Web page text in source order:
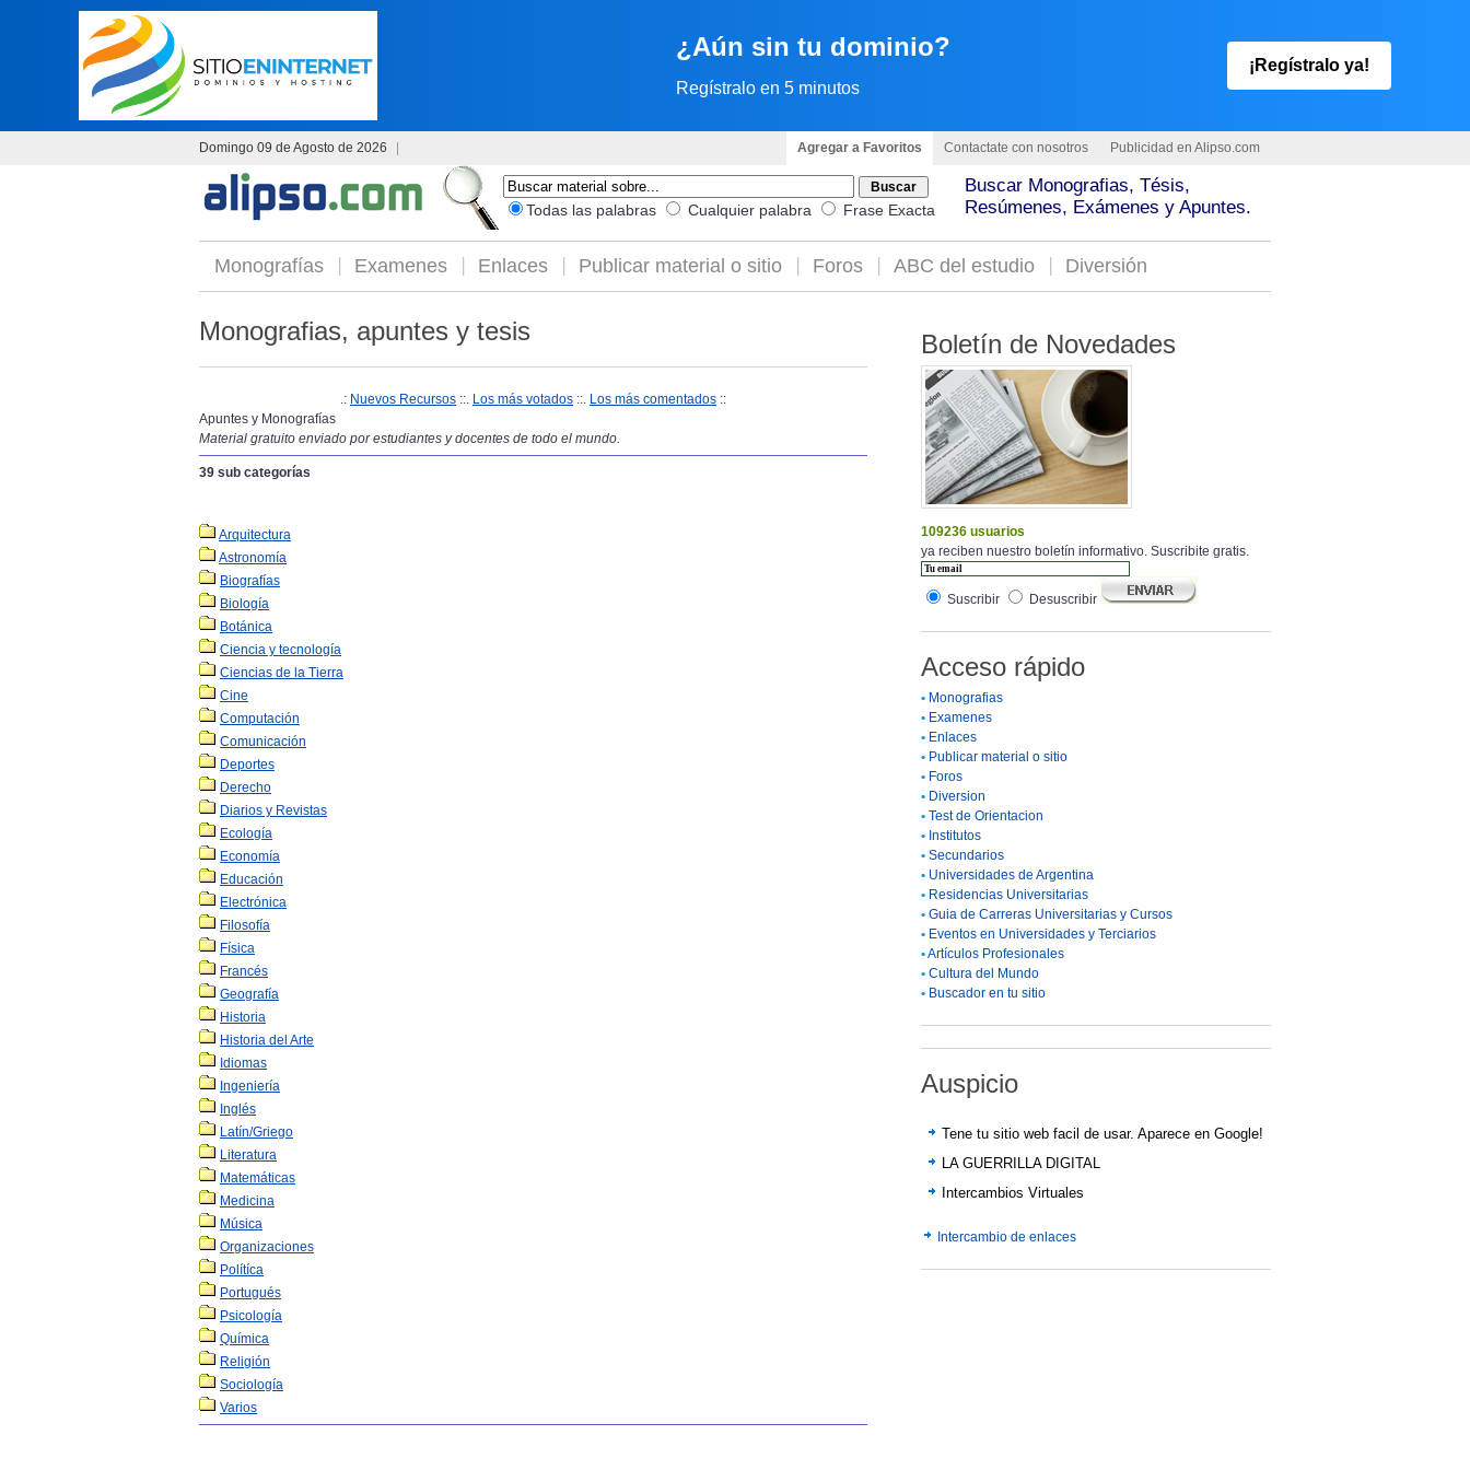
¿Aún sin tu dominio?
Regístralo en 5 minutos
¡Regístralo ya!
Domingo 09 de Agosto de 2026 Agregar a Favoritos Contactate con nosotros Publicidad en Alipso.com
Todas las palabras Cualquier palabra Frase Exacta
Buscar Monografias, Tésis,
Resúmenes, Exámenes y Apuntes.
Monografías Examenes Enlaces Publicar material o sitio Foros ABC del estudio Diversión
Monografias, apuntes y tesis
.: Nuevos Recursos ::. Los más votados ::. Los más comentados ::
Apuntes y Monografías
Material gratuito enviado por estudiantes y docentes de todo el mundo.
39 sub categorías
Arquitectura
Astronomía
Biografías
Biología
Botánica
Ciencia y tecnología
Ciencias de la Tierra
Cine
Computación
Comunicación
Deportes
Derecho
Diarios y Revistas
Ecología
Economía
Educación
Electrónica
Filosofía
Física
Francés
Geografía
Historia
Historia del Arte
Idiomas
Ingeniería
Inglés
Latín/Griego
Literatura
Matemáticas
Medicina
Música
Organizaciones
Polítíca
Portugués
Psicología
Química
Religión
Sociología
Varios
Boletín de Novedades
109236 usuarios
ya reciben nuestro boletín informativo. Suscribite gratis.
Suscribir Desuscribir
Acceso rápido
• Monografias
• Examenes
• Enlaces
• Publicar material o sitio
• Foros
• Diversion
• Test de Orientacion
• Institutos
• Secundarios
• Universidades de Argentina
• Residencias Universitarias
• Guia de Carreras Universitarias y Cursos
• Eventos en Universidades y Terciarios
•Artículos Profesionales
• Cultura del Mundo
• Buscador en tu sitio
Auspicio
Tene tu sitio web facil de usar. Aparece en Google!
LA GUERRILLA DIGITAL
Intercambios Virtuales
Intercambio de enlaces